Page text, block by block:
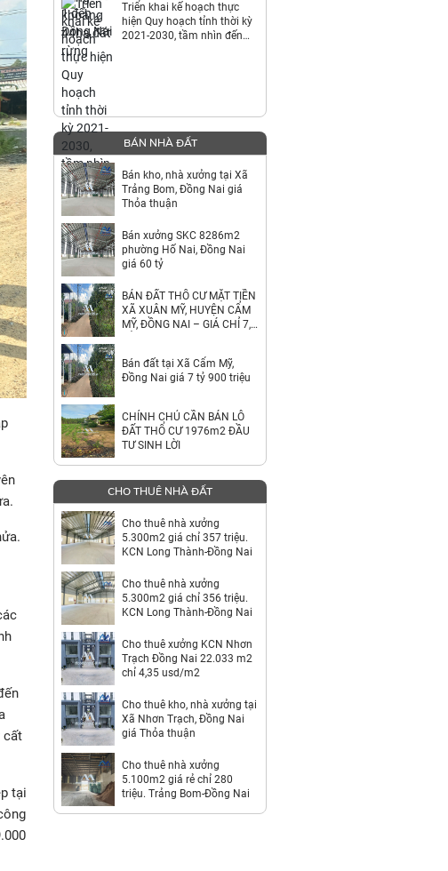
cất
tại
Triển khai kế hoạch thực
hiện Quy hoạch tỉnh thời kỳ
2021-2030, tầm nhìn đến
BÁN NHÀ ĐẤT
Bán kho, nhà xưởng tại Xã
Trảng Bom, Đồng Nai giá
Thỏa thuận
Bán xưởng SKC 8286m2
phường Hố Nai, Đồng Nai
giá 60 tỷ
BÁN ĐẤT THỔ CƯ MẶT TIỀN
XÃ XUÂN MỸ, HUYỆN CẨM
MỸ, ĐỒNG NAI – GIÁ CHỈ 7,9
Bán đất tại Xã Cẩm Mỹ,
Đồng Nai giá 7 tỷ 900 triệu
CHÍNH CHỦ CẦN BÁN LÔ
ĐẤT THỔ CƯ 1976m2 ĐẦU
TƯ SINH LỜI
CHO THUÊ NHÀ ĐẤT
Cho thuê nhà xưởng
5.300m2 giá chỉ 357 triệu.
KCN Long Thành-Đồng Nai
Cho thuê nhà xưởng
5.300m2 giá chỉ 356 triệu.
KCN Long Thành-Đồng Nai
Cho thuê xưởng KCN Nhơn
Trạch Đồng Nai 22.033 m2
chỉ 4,35 usd/m2
Cho thuê kho, nhà xưởng tại
Xã Nhơn Trạch, Đồng Nai
giá Thỏa thuận
Cho thuê nhà xưởng
5.100m2 giá rẻ chỉ 280
triệu. Trảng Bom-Đồng Nai